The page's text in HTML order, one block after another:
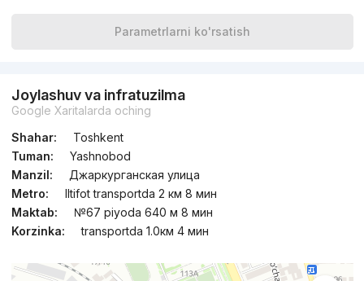
Parametrlarni ko'rsatish
Joylashuv va infratuzilma
Google Xaritalarda oching
Shahar:
Toshkent
Tuman:
Yashnobod
Manzil:
Джаркурганская улица
Metro:
Iltifot transportda 2 км 8 мин
Maktab:
№67 piyoda 640 м 8 мин
Korzinka:
transportda 1.0км 4 мин